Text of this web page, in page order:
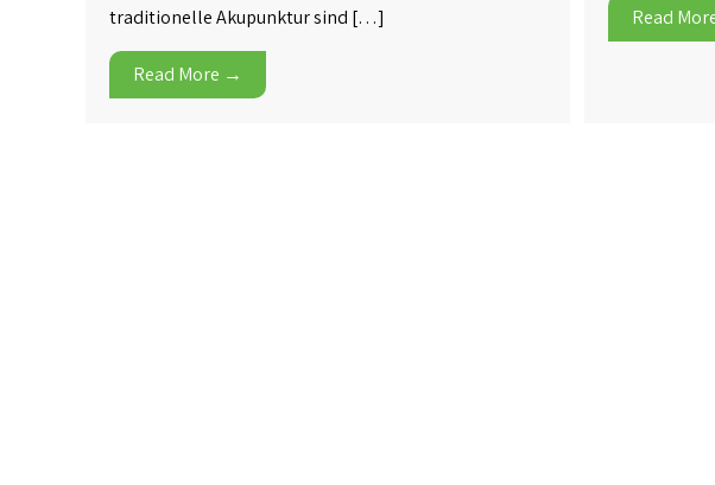
traditionelle Akupunktur sind […]
Read More →
Read